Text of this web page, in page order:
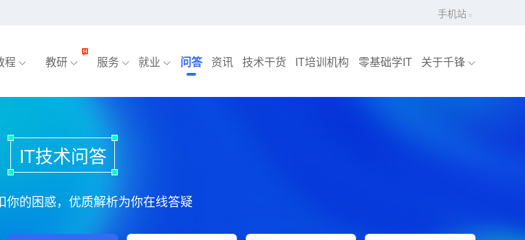
手机站
程 教研 服务 就业 问答 资讯 技术干货 IT培训机构 零基础学IT 关于千锋
IT技术问答
你的困惑，优质解析为你在线答疑